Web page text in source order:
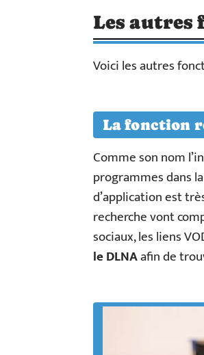
Les autres
Voici les autres
La fonction
Comme son nom
programmes dans
d’application est
recherche vont
sociaux, les liens
le DLNAafin de